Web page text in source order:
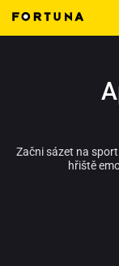
Začni sázet na
hřiště